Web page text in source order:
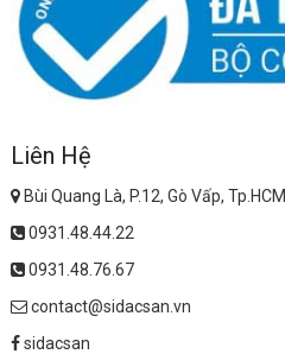
Liên Hệ
Bùi Quang Là, P.12, Gò Vấp, Tp.HCM
0931.48.44.22
0931.48.76.67
contact@sidacsan.vn
sidacsan